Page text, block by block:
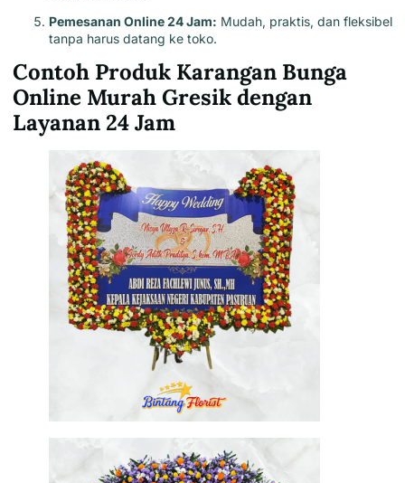
Pemesanan Online 24 Jam: Mudah, praktis, dan fleksibel
tanpa harus datang ke toko.
Contoh Produk Karangan Bunga
Online Murah Gresik dengan
Layanan 24 Jam